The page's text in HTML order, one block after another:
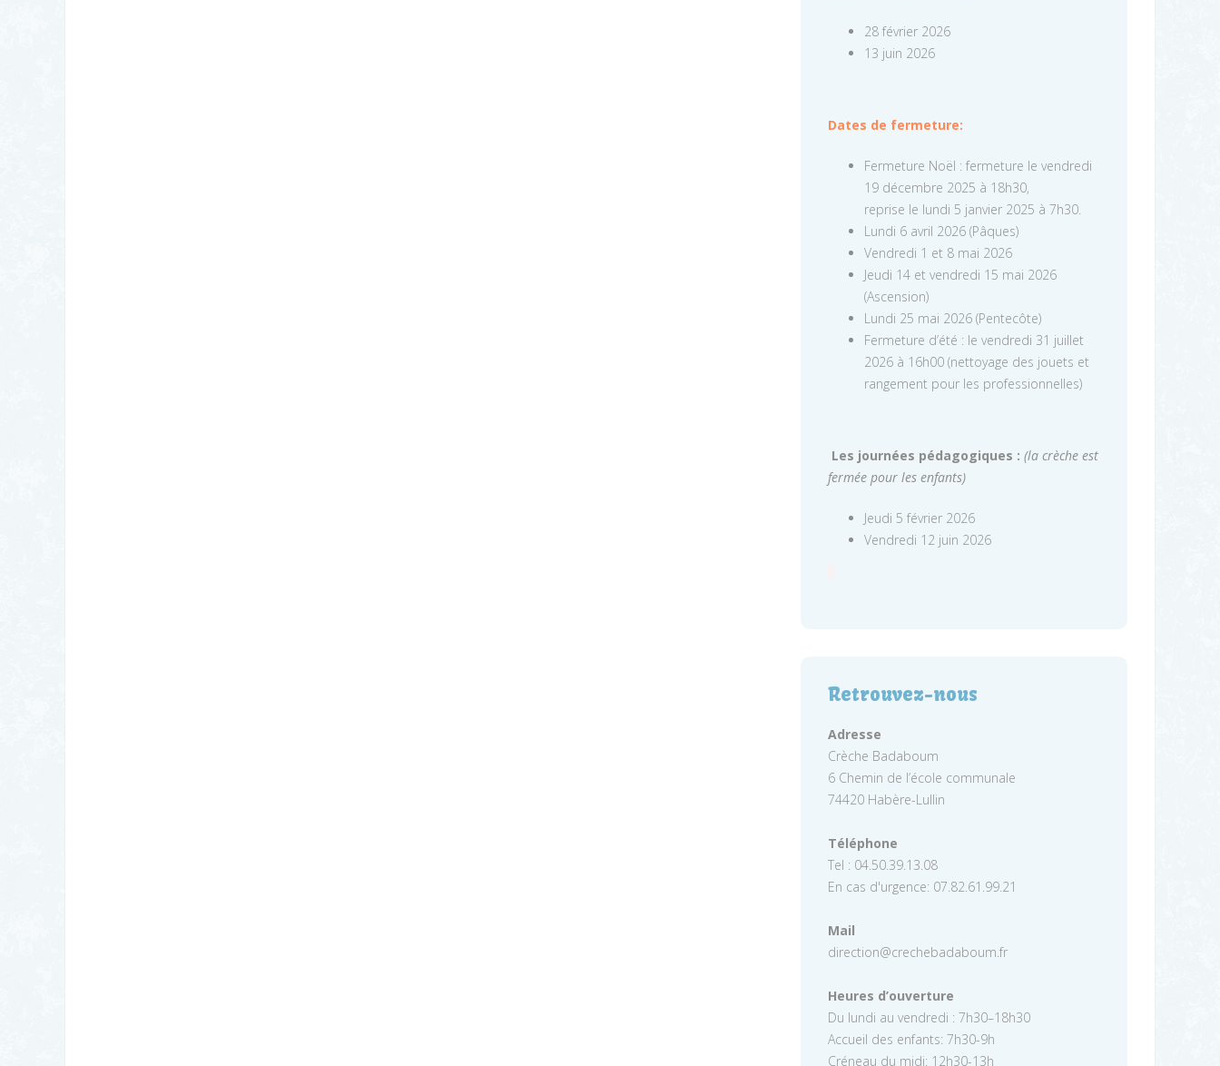
28 février 2026
13 juin 2026
Dates de fermeture:
Fermeture Noël : fermeture le vendredi
19 décembre 2025 à 18h30,
reprise le lundi 5 janvier 2025 à 7h30.
Lundi 6 avril 2026 (Pâques)
Vendredi 1 et 8 mai 2026
Jeudi 14 et vendredi 15 mai 2026
(Ascension)
Lundi 25 mai 2026 (Pentecôte)
Fermeture d’été : le vendredi 31 juillet
2026 à 16h00 (nettoyage des jouets et
rangement pour les professionnelles)
Les journées pédagogiques : (la crèche est
fermée pour les enfants)
Jeudi 5 février 2026
Vendredi 12 juin 2026
Retrouvez-nous
Adresse
Crèche Badaboum
6 Chemin de l’école communale
74420 Habère-Lullin
Téléphone
Tel : 04.50.39.13.08
En cas d'urgence: 07.82.61.99.21
Mail
direction@crechebadaboum.fr
Heures d’ouverture
Du lundi au vendredi : 7h30–18h30
Accueil des enfants: 7h30-9h
Créneau du midi: 12h30-13h